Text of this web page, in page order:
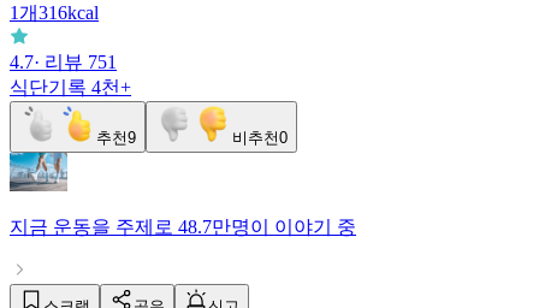
1개316kcal
4.7· 리뷰 751
식단기록 4천+
추천9 비추천0
지금 운동을 주제로 48.7만명이 이야기 중